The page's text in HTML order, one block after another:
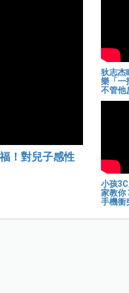
！對兒子感性
狄志杰
樂「一
不管他
小孩
家教你
手機衝